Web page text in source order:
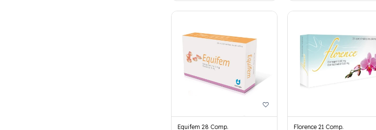
Equifem 28 Comp. Florence 21 Comp.